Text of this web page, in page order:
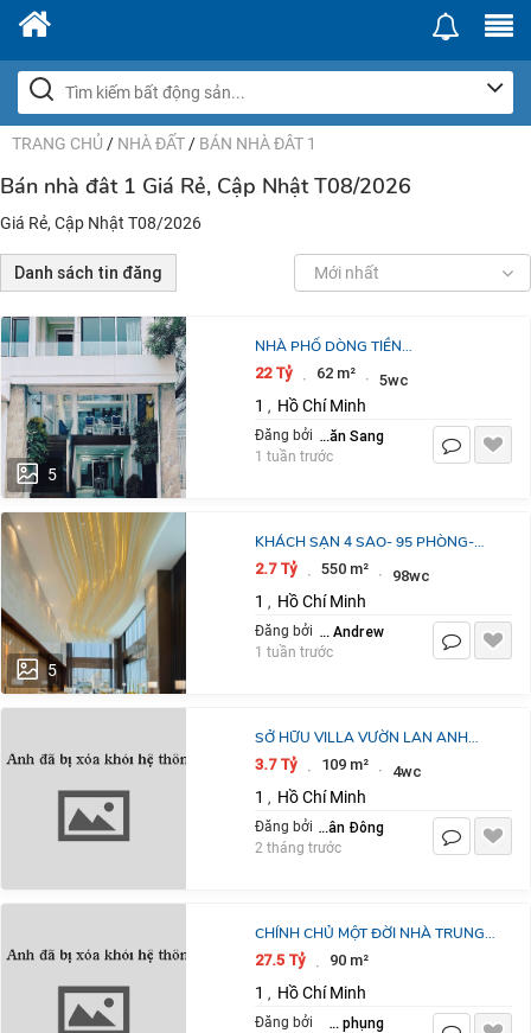
TRANG CHỦ / NHÀ ĐẤT / BÁN NHÀ ĐÂT 1
Bán nhà đât 1 Giá Rẻ, Cập Nhật T08/2026
Giá Rẻ, Cập Nhật T08/2026
Danh sách tin đăng Mới nhất
5
NHÀ PHỐ DÒNG TIỀN
2.000USD/THÁNG - GẦN CHỢ BẾN
THÀNH - 4 TẦNG, 62M2 – CHỈ 22 TỶ
- ĐƯỜNG THÔNG, ÔTÔ
22 Tỷ · 62 m² · 5wc
1 , Hồ Chí Minh
Đăng bởi Nguyễn Văn Sang
1 tuần trước
5
KHÁCH SẠN 4 SAO- 95 PHÒNG-
VIEW CÔNG VIÊN- NGAY CHỢ BẾN
THÀNH- 2,7 TỶ/TH
2.7 Tỷ · 550 m² · 98wc
1 , Hồ Chí Minh
Đăng bởi Nguyên Andrew
1 tuần trước
SỞ HỮU VILLA VƯỜN LAN ANH
AVENUE- RESORT TẠI GIA- 7,8M X
14M BÀN GIAO NHÀ 3 TẦNG: 3.7 TỶ.
LH
3.7 Tỷ · 109 m² · 4wc
1 , Hồ Chí Minh
Đăng bởi Thái Xuân Đông
2 tháng trước
CHÍNH CHỦ MỘT ĐỜI NHÀ TRUNG
TÂM QUẬN 1 TRẦN ĐÌNH XU HẺM
XE HƠI CĂN GÓC 3 TẦNG NGANG
12M
27.5 Tỷ · 90 m²
1 , Hồ Chí Minh
Đăng bởi nguyễn kim phụng